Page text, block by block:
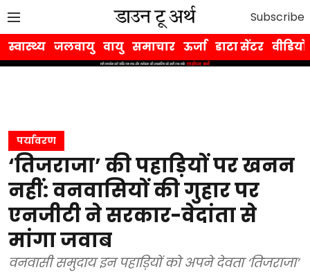
Subscribe
स्वास्थ्य जलवायु वायु समाचार ऊर्जा डाटा सेंटर वीडियो
पर्यावरण
‘तिजराजा’ की पहाड़ियों पर खनन
नहीं: वनवासियों की गुहार पर
एनजीटी ने सरकार-वेदांता से
मांगा जवाब
वनवासी समुदाय इन पहाड़ियों को अपने देवता ‘तिजराजा’